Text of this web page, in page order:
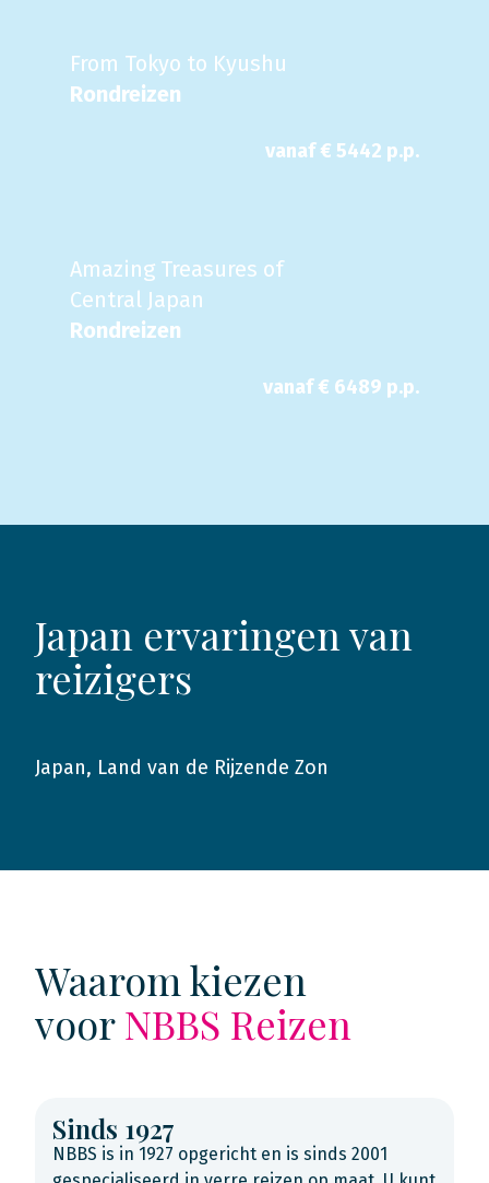
From Tokyo to Kyushu
Rondreizen
vanaf € 5442 p.p.
Amazing Treasures of
Central Japan
Rondreizen
vanaf € 6489 p.p.
Japan ervaringen van
reizigers
2024
Japan, Land van de Rijzende Zon
Waarom kiezen
voorNBBS Reizen
Sinds 1927
NBBS is in 1927 opgericht en is sinds 2001